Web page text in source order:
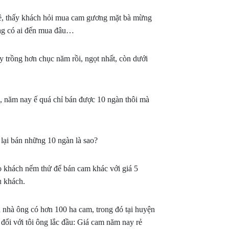
khách hỏi mua cam gương mặt bà mừng
có ai đến mua đâu…
trồng hơn chục năm rồi, ngọt nhất, còn dưới
nay ế quá chỉ bán được 10 ngàn thôi mà
bán những 10 ngàn là sao?
nếm thử để bán cam khác với giá 5
khách.
ông có hơn 100 ha cam, trong đó tại huyện
với tôi ông lắc đầu: Giá cam năm nay rẻ